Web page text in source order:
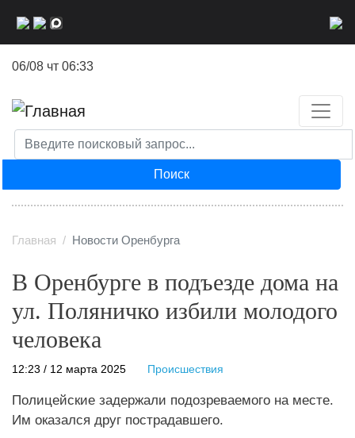
06/08 чт 06:33
Поиск
Главная Новости Оренбурга
В Оренбурге в подъезде дома на
ул. Поляничко избили молодого
человека
12:23 / 12 марта 2025 Происшествия
Полицейские задержали подозреваемого на месте.
Им оказался друг пострадавшего.